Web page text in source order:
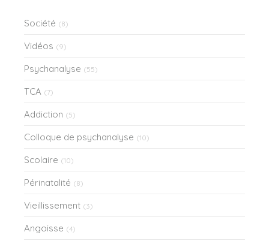
Société (8)
Vidéos (9)
Psychanalyse (55)
TCA (7)
Addiction (5)
Colloque de psychanalyse (10)
Scolaire (10)
Périnatalité (8)
Vieillissement (3)
Angoisse (4)